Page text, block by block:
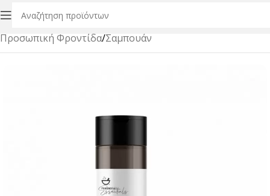
Αρχική σελίδα/Amenities Ξενοδοχείων
Προσωπική Φροντίδα/Σαμπουάν